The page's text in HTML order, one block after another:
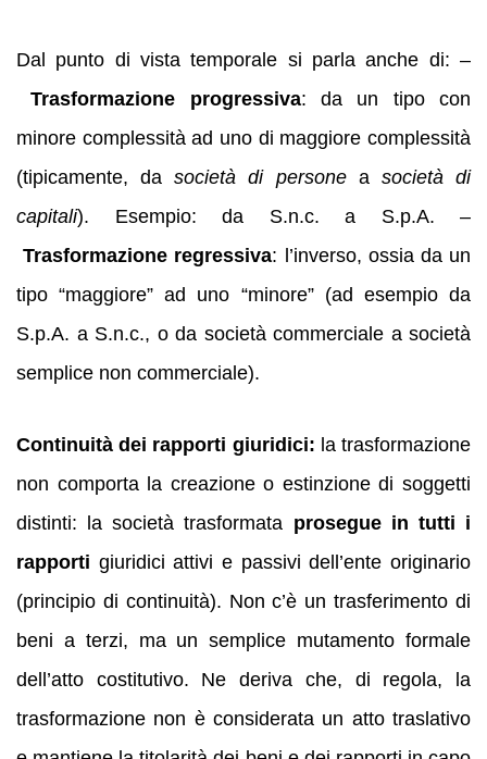
Dal punto di vista temporale si parla anche di: –
Trasformazione progressiva: da un tipo con
minore complessità ad uno di maggiore complessità
(tipicamente, dasocietà di personea società di
capitali). Esempio: da S.n.c. a S.p.A. –
Trasformazione regressiva: l’inverso, ossia da un
tipo “maggiore” ad uno “minore” (ad esempio da
S.p.A. a S.n.c., o da società commerciale a società
semplice non commerciale).
Continuità dei rapporti giuridici: la trasformazione
non comporta la creazione o estinzione di soggetti
distinti: la società trasformata prosegue in tutti i
rapporti giuridici attivi e passivi dell’ente originario
(principio di continuità). Non c’è un trasferimento di
beni a terzi, ma un semplice mutamento formale
dell’atto costitutivo. Ne deriva che, di regola, la
trasformazione non è considerata un atto traslativo